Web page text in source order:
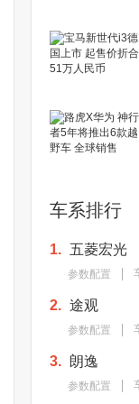
车系排行
1. 五菱宏光
参数配置
2. 途观
参数配置
3. 朗逸
参数配置